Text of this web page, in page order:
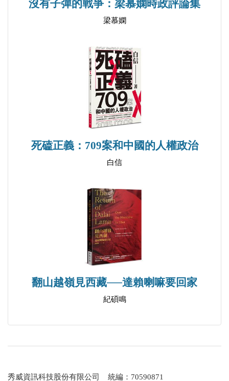
NSL's Suppression inHong Kong
From Tiananmen 89 to Hong Kong's Ongoing Political
Freedom in HK Is Now History
What Can Hong Kong's New Leader Bring to the Table?
The Upcoming National Security Trial of Jimmy Lai and
the Erosion of Freedoms in Hong Kong
The Resilience of a City: Hong Kong's Fight for
A Journey Through Time: Dr. Sun Yat Sen, Hong Kong's
Struggle, and the Hope for Freedom
in Two Years, as We Continue to Pray
When Real Hong Kong Voices Cannot be Heard, We
Will Have Nothing Left
For Freedom: Tibet, Democratic China, and Hong Kong
Remain Steadfast in Supporting Taiwan and Hong Kong
Erosion of Rights: Hong Kong's Dismantling Under
Citizens
Standing Unjust Trials in Hong Kong
沒有子彈的戰爭：梁慕嫻時政評論集
梁慕嫻
死磕正義：709案和中國的人權政治
白信
翻山越嶺見西藏──達賴喇嘛要回家
紀碩鳴
秀威資訊科技股份有限公司 統編：70590871